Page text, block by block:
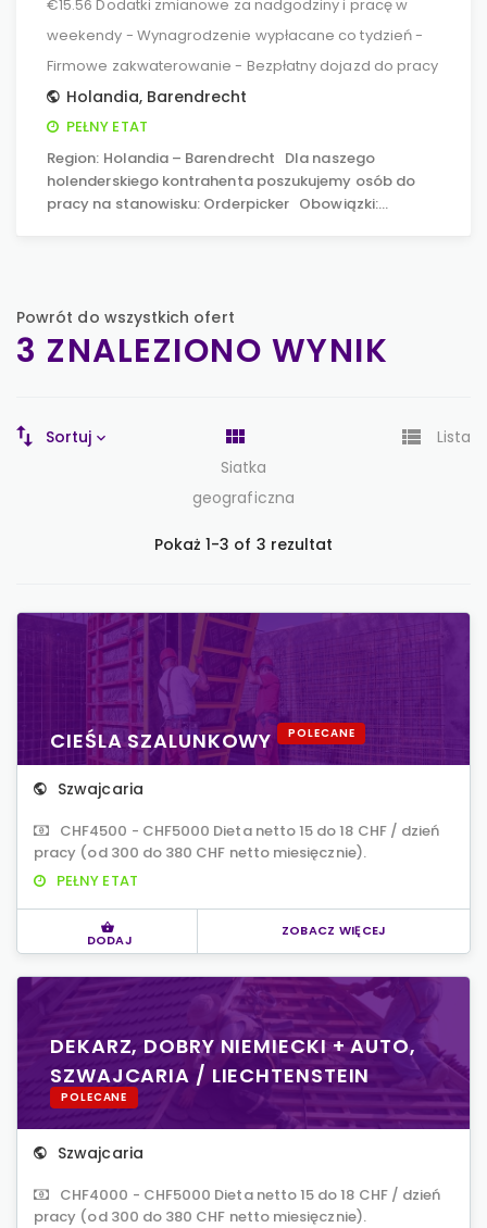
€15.56 Dodatki zmianowe za nadgodziny i pracę w
weekendy - Wynagrodzenie wypłacane co tydzień -
Firmowe zakwaterowanie - Bezpłatny dojazd do pracy
Holandia, Barendrecht
PEŁNY ETAT
Region: Holandia – Barendrecht Dla naszego
holenderskiego kontrahenta poszukujemy osób do
pracy na stanowisku: Orderpicker Obowiązki:…
Powrót do wszystkich ofert
3 ZNALEZIONO WYNIK
Sortuj
Siatka
geograficzna
Lista
Pokaż 1-3 of 3 rezultat
CIEŚLA SZALUNKOWY POLECANE
Szwajcaria
CHF4500 - CHF5000 Dieta netto 15 do 18 CHF / dzień
pracy (od 300 do 380 CHF netto miesięcznie).
PEŁNY ETAT
DODAJ
ZOBACZ WIĘCEJ
DEKARZ, DOBRY NIEMIECKI + AUTO,
SZWAJCARIA / LIECHTENSTEIN
POLECANE
Szwajcaria
CHF4000 - CHF5000 Dieta netto 15 do 18 CHF / dzień
pracy (od 300 do 380 CHF netto miesięcznie).